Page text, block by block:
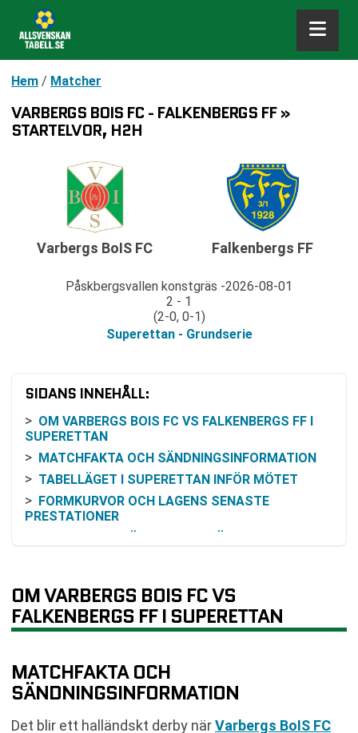
Hem / Matcher
VARBERGS BOIS FC - FALKENBERGS FF »
STARTELVOR, H2H
Varbergs BoIS FC
Påskbergsvallen konstgräs 2026-08-01
2 - 1
(2-0, 0-1)
Superettan - Grundserie
Falkenbergs FF
SIDANS INNEHÅLL:
OM VARBERGS BOIS FC VS FALKENBERGS FF I
SUPERETTAN
MATCHFAKTA OCH SÄNDNINGSINFORMATION
TABELLÄGET I SUPERETTAN INFÖR MÖTET
FORMKURVOR OCH LAGENS SENASTE
PRESTATIONER
VANLIGA FRÅGOR OM VARBERGS BOIS FC VS
FALKENBERGS FF
OM VARBERGS BOIS FC VS
FALKENBERGS FF I SUPERETTAN
MATCHFAKTA OCH
SÄNDNINGSINFORMATION
Det blir ett halländskt derby närVarbergs BoIS FC